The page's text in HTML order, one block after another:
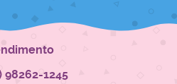
98262-1245